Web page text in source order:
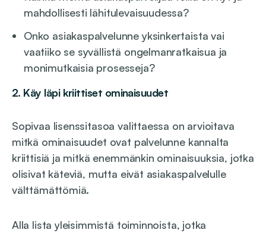
mahdollisesti lähitulevaisuudessa?
Onko asiakaspalvelunne yksinkertaista vai
vaatiiko se syvällistä ongelmanratkaisua ja
monimutkaisia prosesseja?
2. Käy läpi kriittiset ominaisuudet
Sopivaa lisenssitasoa valittaessa on arvioitava
mitkä ominaisuudet ovat palvelunne kannalta
kriittisiä ja mitkä enemmänkin ominaisuuksia, jotka
olisivat käteviä, mutta eivät asiakaspalvelulle
välttämättömiä.
Alla lista yleisimmistä toiminnoista, jotka